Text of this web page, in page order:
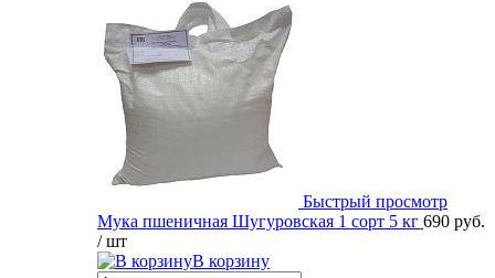
Быстрый просмотр
Мука пшеничная Шугуровская 1 сорт 5 кг 690 руб.
/ шт
В корзину